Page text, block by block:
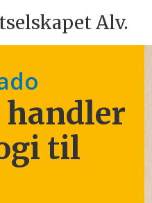
Alv.
handler
til